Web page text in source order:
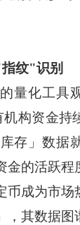
纹"识别
化工具
构资金持
存」数据
的活跃程
成为市场
其数据图